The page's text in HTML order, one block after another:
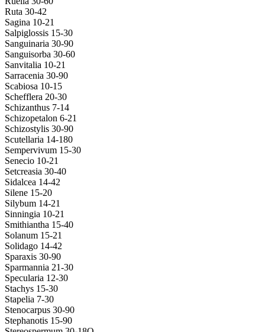
Ruta 30-42
Sagina 10-21
Salpiglossis 15-30
Sanguinaria 30-90
Sanguisorba 30-60
Sanvitalia 10-21
Sarracenia 30-90
Scabiosa 10-15
Schefflera 20-30
Schizanthus 7-14
Schizopetalon 6-21
Schizostylis 30-90
Scutellaria 14-180
Sempervivum 15-30
Senecio 10-21
Setcreasia 30-40
Sidalcea 14-42
Silene 15-20
Silybum 14-21
Sinningia 10-21
Smithiantha 15-40
Solanum 15-21
Solidago 14-42
Sparaxis 30-90
Sparmannia 21-30
Specularia 12-30
Stachys 15-30
Stapelia 7-30
Stenocarpus 30-90
Stephanotis 15-90